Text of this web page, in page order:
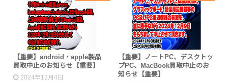
【重要】android・apple製品
買取中止のお知らせ【重要】
2024年12月4日
【重要】ノートPC、デスクトッ
プPC、MacBook買取中止のお
知らせ【重要】